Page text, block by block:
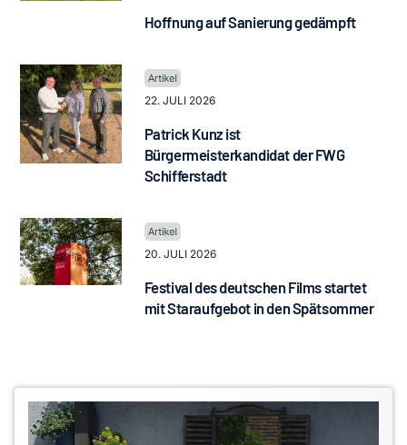
Hoffnung auf Sanierung gedämpft
22. JULI 2026
Patrick Kunz ist
Bürgermeisterkandidat der FWG
Schifferstadt
20. JULI 2026
Festival des deutschen Films startet
mit Staraufgebot in den Spätsommer